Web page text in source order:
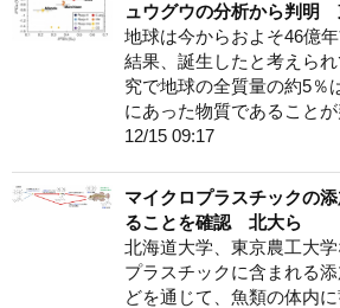
ュウグウの分析から判明
地球は今からおよそ46億
結果、誕生したと考えら
究で地球の全質量の約5％
にあった物質であることが
12/15 09:17
マイクロプラスチックの
ることを確認 北大ら
北海道大学、東京農工大
プラスチックに含まれる
どを通じて、魚類の体内